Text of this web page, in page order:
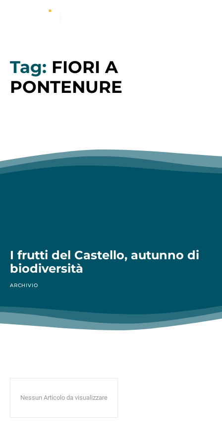
Tag: FIORI A
PONTENURE
I frutti del Castello, autunno di
biodiversità
ARCHIVIO
Nessun Articolo da visualizzare